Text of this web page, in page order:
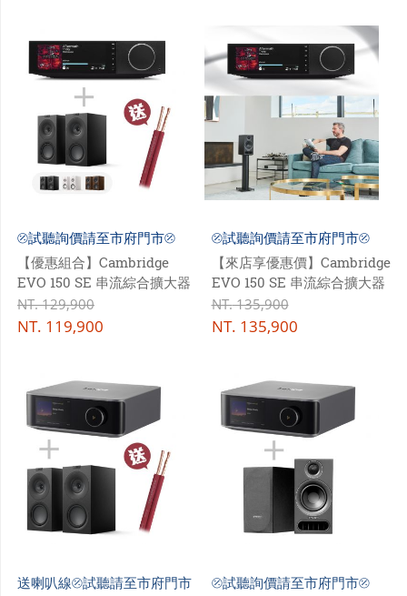
⦼試聽詢價請至市府門市⦼
【優惠組合】Cambridge
EVO 150 SE 串流綜合擴大器
+ KEF Q Concerto Meta 三
音路書架式喇叭
NT.129,900
NT. 119,900
⦼試聽詢價請至市府門市⦼
【來店享優惠價】Cambridge
EVO 150 SE 串流綜合擴大器
+ PMC prodigy 1 書架揚聲器
NT.135,900
NT. 135,900
送喇叭線⦼試聽請至市府門市
⦼試聽詢價請至市府門市⦼